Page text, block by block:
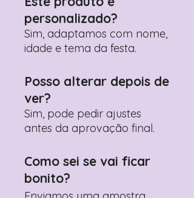
Prefere fazer seu pedido pelo
WhatsApp? Clique aqui para nos
contactar: +351 960 119 353
personalizado?
Sim, adaptamos com nome,
idade e tema da festa.
Posso alterar depois de
ver?
Sim, pode pedir ajustes
antes da aprovação final.
Como sei se vai ficar
bonito?